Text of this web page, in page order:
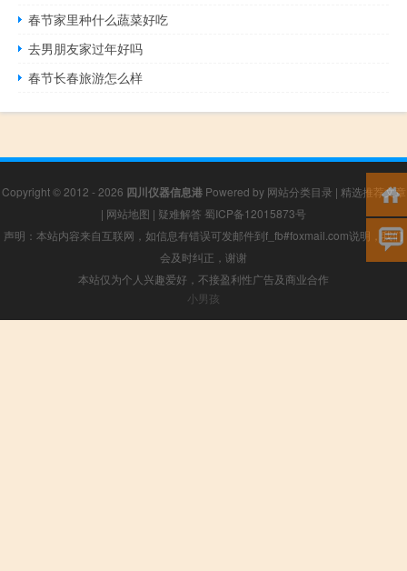
春节家里种什么蔬菜好吃
去男朋友家过年好吗
春节长春旅游怎么样
Copyright © 2012 - 2026 四川仪器信息港Powered by 网站分类目录 | 精选推荐文章
| 网站地图 | 疑难解答 蜀ICP备12015873号
声明：本站内容来自互联网，如信息有错误可发邮件到f_fb#foxmail.com说明，我们
会及时纠正，谢谢
本站仅为个人兴趣爱好，不接盈利性广告及商业合作
小男孩